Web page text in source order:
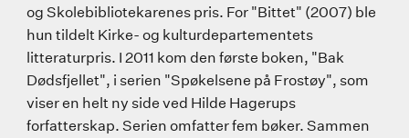
og Skolebibliotekarenes pris. For "Bittet" (2007) ble
hun tildelt Kirke- og kulturdepartementets
litteraturpris. I 2011 kom den første boken, "Bak
Dødsfjellet", i serien "Spøkelsene på Frostøy", som
viser en helt ny side ved Hilde Hagerups
forfatterskap. Serien omfatter fem bøker. Sammen